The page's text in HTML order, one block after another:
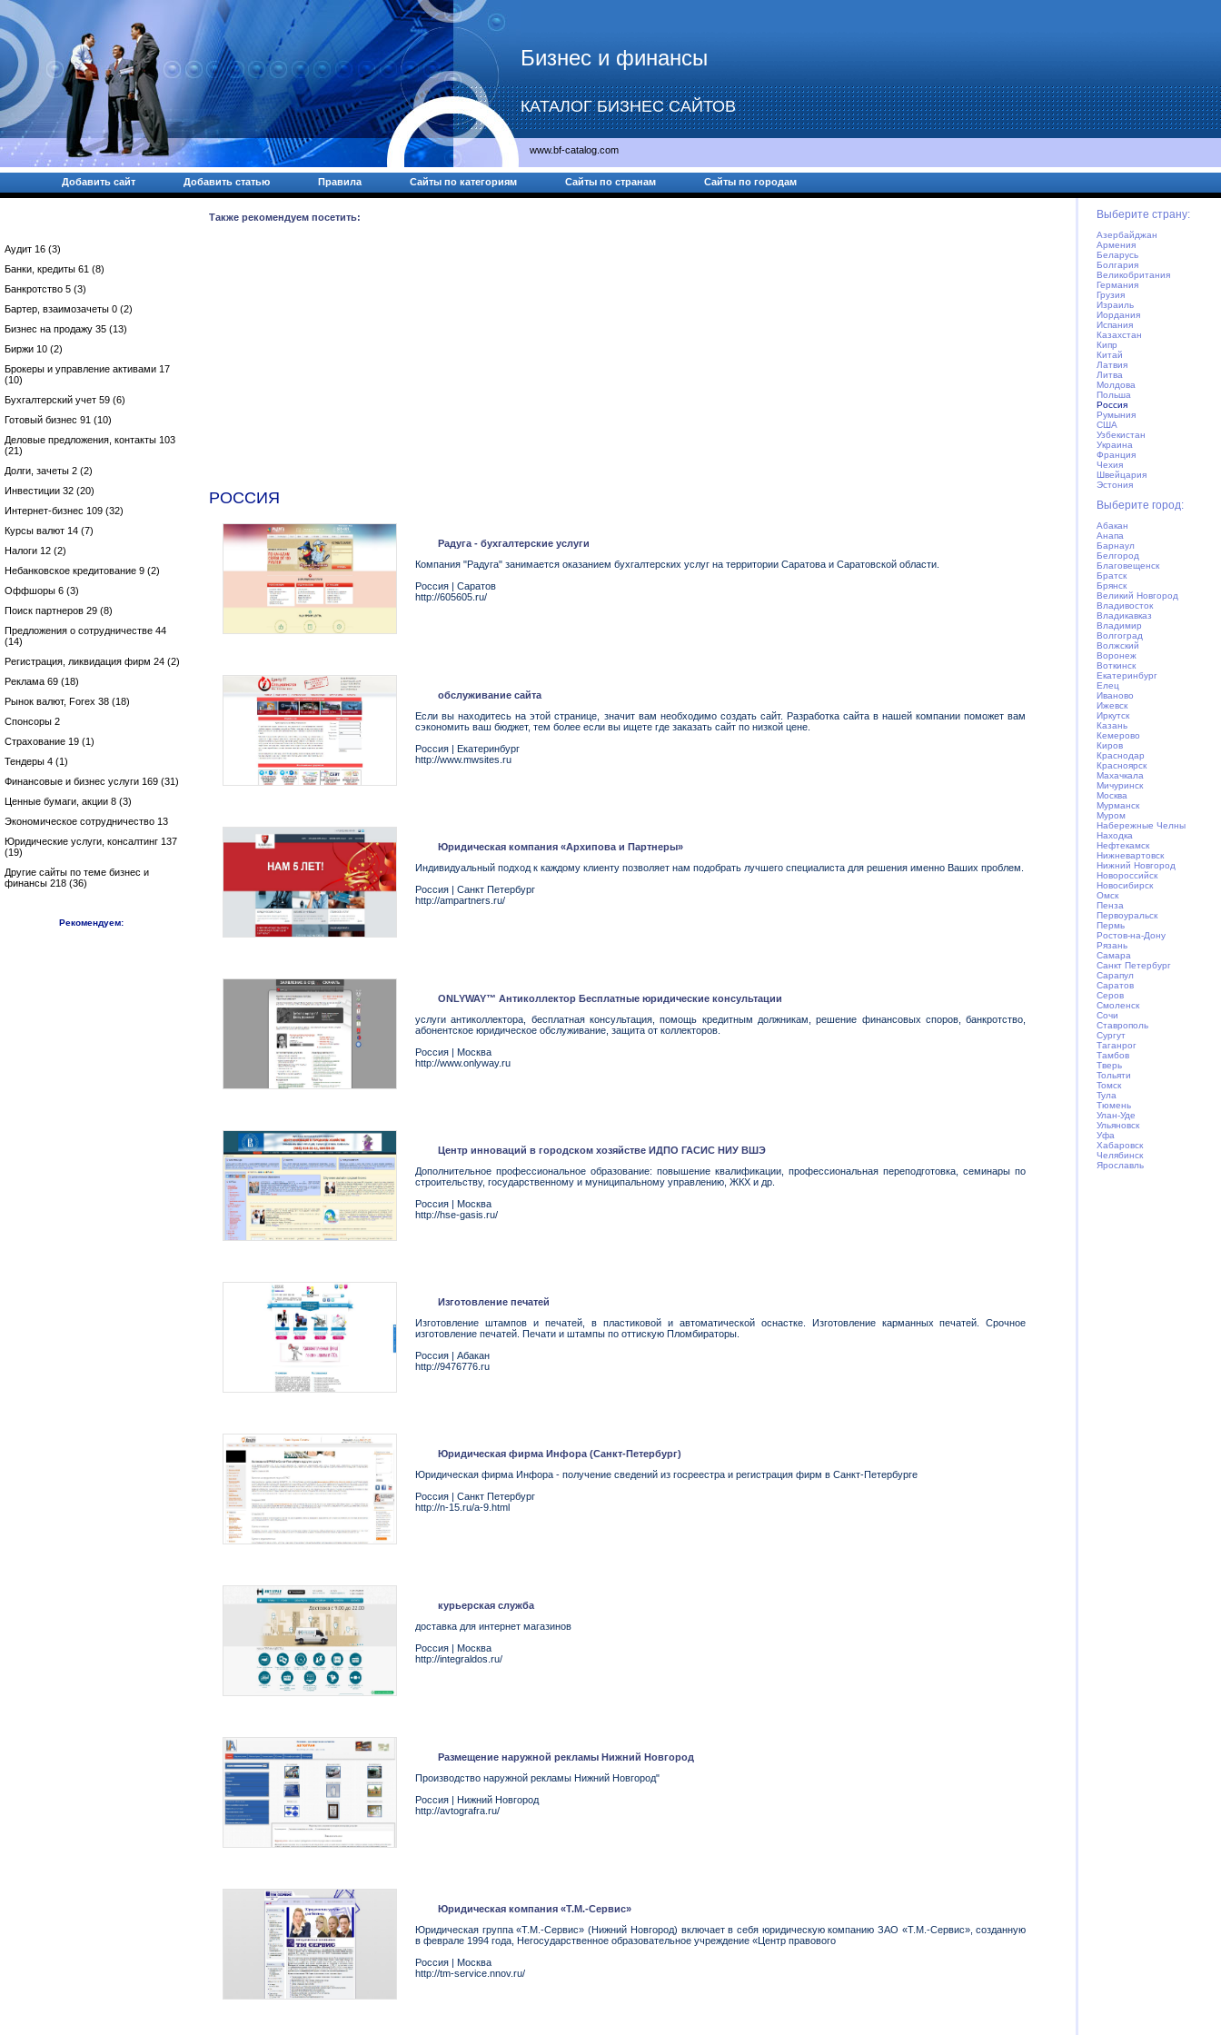
Бизнес и финансы
КАТАЛОГ БИЗНЕС САЙТОВ
www.bf-catalog.com
Добавить сайт Добавить статью Правила Сайты по категориям Сайты по странам Сайты по городам
Аудит 16 (3)
Банки, кредиты 61 (8)
Банкротство 5 (3)
Бартер, взаимозачеты 0 (2)
Бизнес на продажу 35 (13)
Биржи 10 (2)
Брокеры и управление активами 17
(10)
Бухгалтерский учет 59 (6)
Готовый бизнес 91 (10)
Деловые предложения, контакты 103
(21)
Долги, зачеты 2 (2)
Инвестиции 32 (20)
Интернет-бизнес 109 (32)
Курсы валют 14 (7)
Налоги 12 (2)
Небанковское кредитование 9 (2)
Оффшоры 6 (3)
Поиск партнеров 29 (8)
Предложения о сотрудничестве 44
(14)
Регистрация, ликвидация фирм 24 (2)
Реклама 69 (18)
Рынок валют, Forex 38 (18)
Спонсоры 2
Страхование 19 (1)
Тендеры 4 (1)
Финансовые и бизнес услуги 169 (31)
Ценные бумаги, акции 8 (3)
Экономическое сотрудничество 13
Юридические услуги, консалтинг 137
(19)
Другие сайты по теме бизнес и
финансы 218 (36)
Рекомендуем:
Также рекомендуем посетить:
РОССИЯ
Радуга - бухгалтерские услуги
Компания "Радуга" занимается оказанием бухгалтерских услуг на территории Саратова и Саратовской области.
Россия | Саратов
http://605605.ru/
обслуживание сайта
Если вы находитесь на этой странице, значит вам необходимо создать сайт. Разработка сайта в нашей компании поможет вам
сэкономить ваш бюджет, тем более если вы ищете где заказать сайт по низкой цене.
Россия | Екатеринбург
http://www.mwsites.ru
Юридическая компания «Архипова и Партнеры»
Индивидуальный подход к каждому клиенту позволяет нам подобрать лучшего специалиста для решения именно Ваших проблем.
Россия | Санкт Петербург
http://ampartners.ru/
ONLYWAY™ Антиколлектор Бесплатные юридические консультации
услуги антиколлектора, бесплатная консультация, помощь кредитным должникам, решение финансовых споров, банкротство,
абонентское юридическое обслуживание, защита от коллекторов.
Россия | Москва
http://www.onlyway.ru
Центр инноваций в городском хозяйстве ИДПО ГАСИС НИУ ВШЭ
Дополнительное профессиональное образование: повышение квалификации, профессиональная переподготовка, семинары по
строительству, государственному и муниципальному управлению, ЖКХ и др.
Россия | Москва
http://hse-gasis.ru/
Изготовление печатей
Изготовление штампов и печатей, в пластиковой и автоматической оснастке. Изготовление карманных печатей. Срочное
изготовление печатей. Печати и штампы по оттискую Пломбираторы.
Россия | Абакан
http://9476776.ru
Юридическая фирма Инфора (Санкт-Петербург)
Юридическая фирма Инфора - получение сведений из госреестра и регистрация фирм в Санкт-Петербурге
Россия | Санкт Петербург
http://n-15.ru/a-9.html
курьерская служба
доставка для интернет магазинов
Россия | Москва
http://integraldos.ru/
Размещение наружной рекламы Нижний Новгород
Производство наружной рекламы Нижний Новгород"
Россия | Нижний Новгород
http://avtografra.ru/
Юридическая компания «Т.М.-Сервис»
Юридическая группа «Т.М.-Сервис» (Нижний Новгород) включает в себя юридическую компанию ЗАО «Т.М.-Сервис», созданную
в феврале 1994 года, Негосударственное образовательное учреждение «Центр правового
Россия | Москва
http://tm-service.nnov.ru/
Выберите страну:
Азербайджан
Армения
Беларусь
Болгария
Великобритания
Германия
Грузия
Израиль
Иордания
Испания
Казахстан
Кипр
Китай
Латвия
Литва
Молдова
Польша
Россия
Румыния
США
Узбекистан
Украина
Франция
Чехия
Швейцария
Эстония
Выберите город:
Абакан
Анапа
Барнаул
Белгород
Благовещенск
Братск
Брянск
Великий Новгород
Владивосток
Владикавказ
Владимир
Волгоград
Волжский
Воронеж
Воткинск
Екатеринбург
Елец
Иваново
Ижевск
Иркутск
Казань
Кемерово
Киров
Краснодар
Красноярск
Махачкала
Мичуринск
Москва
Мурманск
Муром
Набережные Челны
Находка
Нефтекамск
Нижневартовск
Нижний Новгород
Новороссийск
Новосибирск
Омск
Пенза
Первоуральск
Пермь
Ростов-на-Дону
Рязань
Самара
Санкт Петербург
Сарапул
Саратов
Серов
Смоленск
Сочи
Ставрополь
Сургут
Таганрог
Тамбов
Тверь
Тольяти
Томск
Тула
Тюмень
Улан-Уде
Ульяновск
Уфа
Хабаровск
Челябинск
Ярослaвль